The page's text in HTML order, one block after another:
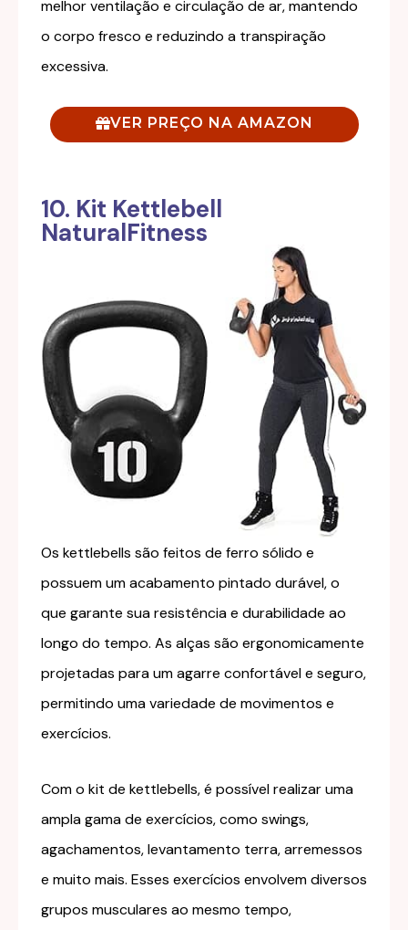
melhor ventilação e circulação de ar, mantendo
o corpo fresco e reduzindo a transpiração
excessiva.
VER PREÇO NA AMAZON
10. Kit Kettlebell
NaturalFitness
Os kettlebells são feitos de ferro sólido e
possuem um acabamento pintado durável, o
que garante sua resistência e durabilidade ao
longo do tempo. As alças são ergonomicamente
projetadas para um agarre confortável e seguro,
permitindo uma variedade de movimentos e
exercícios.
Com o kit de kettlebells, é possível realizar uma
ampla gama de exercícios, como swings,
agachamentos, levantamento terra, arremessos
e muito mais. Esses exercícios envolvem diversos
grupos musculares ao mesmo tempo,